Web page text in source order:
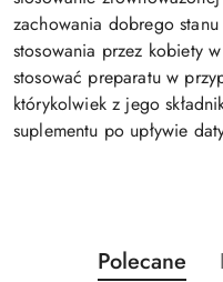
zachowania dobrego
stosowania przez kobiety
stosować preparatu w
którykolwiek z jego
suplementu po upływie
Pomiń karuzelę
Produkty
Polecane